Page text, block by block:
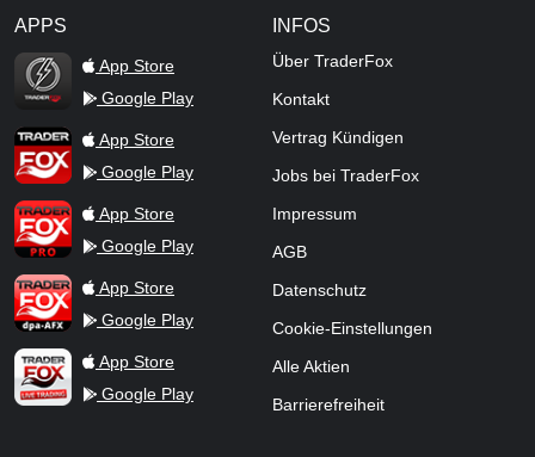
APPS
TraderFox Flash
App Store
Google Play
TraderFox AppApp Store
Google Play
TraderFox ProApp Store
Google Play
TraderFox dpa-AFX ProFeed
App Store
Google Play
TraderFox Live Trading
App Store
Google Play
INFOS
Über TraderFox
Kontakt
Vertrag Kündigen
Jobs bei TraderFox
Impressum
AGB
Datenschutz
Cookie-Einstellungen
Alle Aktien
Barrierefreiheit